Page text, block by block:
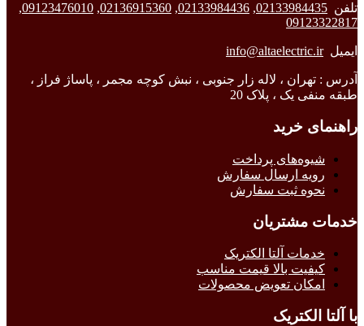
تلفن 02133984435
,
02133984436
,
02136915360
,
09123476010
,
09123322817
ایمیلinfo@altaelectric.ir
آدرس : تهران ، لاله زار جنوبی ، نبش کوچه مجمر ، پاساژ فراز ،
طبقه منفی یک ، پلاک 20
راهنمای خرید
شیوه‌های پرداخت
رویه ارسال سفارش
نحوه ثبت سفارش
خدمات مشتریان
خدمات آلتا الکتریک
کیفیت بالا قیمت مناسب
امکان تعویض محصولات
با آلتا الکتریک